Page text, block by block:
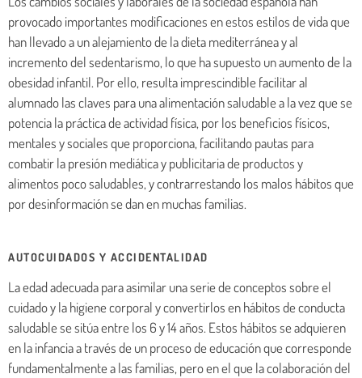
provocado importantes modificaciones en estos estilos de vida que
han llevado a un alejamiento de la dieta mediterránea y al
incremento del sedentarismo, lo que ha supuesto un aumento de la
obesidad infantil. Por ello, resulta imprescindible facilitar al
alumnado las claves para una alimentación saludable a la vez que se
potencia la práctica de actividad física, por los beneficios físicos,
mentales y sociales que proporciona, facilitando pautas para
combatir la presión mediática y publicitaria de productos y
alimentos poco saludables, y contrarrestando los malos hábitos que
por desinformación se dan en muchas familias.
AUTOCUIDADOS Y ACCIDENTALIDAD
La edad adecuada para asimilar una serie de conceptos sobre el
cuidado y la higiene corporal y convertirlos en hábitos de conducta
saludable se sitúa entre los 6 y 14 años. Estos hábitos se adquieren
en la infancia a través de un proceso de educación que corresponde
fundamentalmente a las familias, pero en el que la colaboración del